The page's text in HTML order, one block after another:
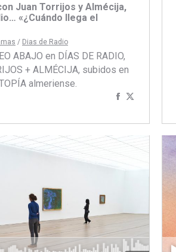
Juan Torrijos y Almécija,
«¿Cuándo llega el
/ Dias de Radio
ABAJO en DÍAS DE RADIO,
+ ALMÉCIJA, subidos en
almeriense.
Compartir
Facebook
Twitter